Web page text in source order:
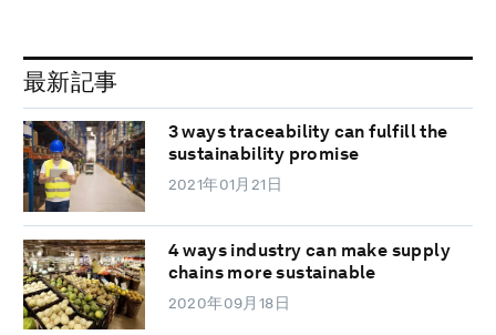
最新記事
3 ways traceability can fulfill the
sustainability promise
2021年01月21日
4 ways industry can make supply
chains more sustainable
2020年09月18日